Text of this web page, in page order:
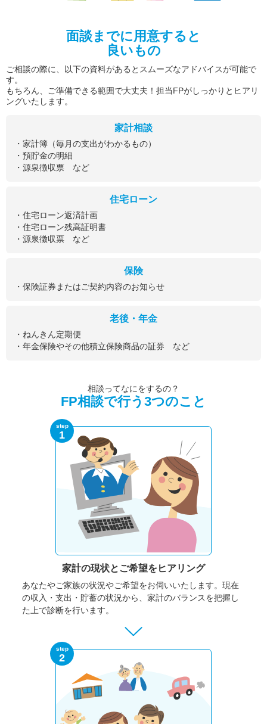
面談までに用意すると
良いもの
ご相談の際に、以下の資料があるとスムーズなアドバイスが可能で
す。
もちろん、ご準備できる範囲で大丈夫！担当FPがしっかりとヒアリ
ングいたします。
家計相談
・家計簿（毎月の支出がわかるもの）
・預貯金の明細
・源泉徴収票 など
住宅ローン
・住宅ローン返済計画
・住宅ローン残高証明書
・源泉徴収票 など
保険
・保険証券またはご契約内容のお知らせ
老後・年金
・ねんきん定期便
・年金保険やその他積立保険商品の証券 など
相談ってなにをするの？
FP相談で行う3つのこと
step
1
家計の現状と ご希望をヒアリング
あなたやご家族の状況やご希望をお伺いいたします。 現在
の収入・支出・貯蓄の状況から、家計のバランスを把握し
た上で診断を行います。
step
2